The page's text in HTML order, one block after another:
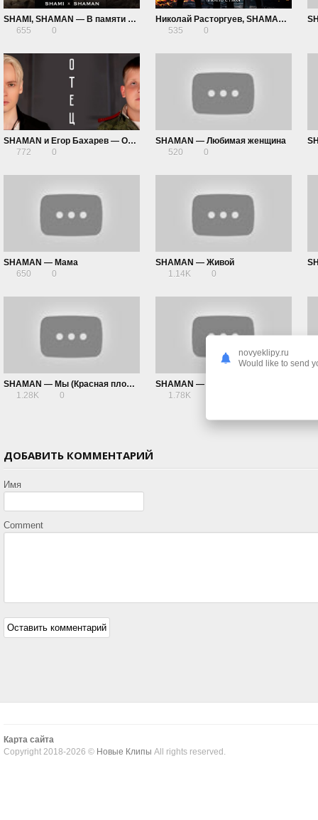
SHAMI, SHAMAN — В памяти людей!
655
0
Николай Расторгуев, SHAMAN, Александр Вайнберг — Минута молчания (к фильму «В списках не значился»)
535
0
SHAMAN и Егор Бахарев — Отец
772
0
SHAMAN — Любимая женщина
520
0
SHAMAN — Мама
650
0
SHAMAN — Живой
1.14K
0
SHAMAN — Мы (Красная площадь)
1.28K
0
SHAMAN — Мы
1.78K
ДОБАВИТЬ КОММЕНТАРИЙ
Имя
Comment
Карта сайта
Copyright 2018-2026 © Новые Клипы All rights reserved.
novyeklipy.ru
Would like to send